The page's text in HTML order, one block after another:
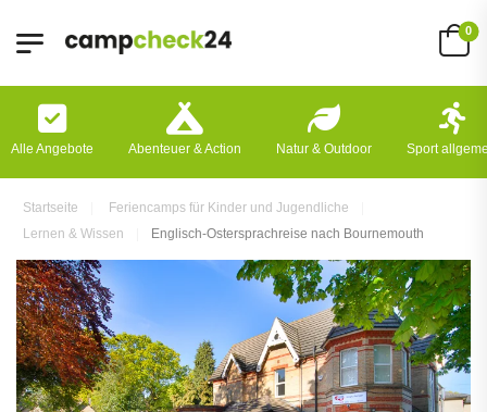
0
Alle Angebote Abenteuer & Action Natur & Outdoor Sport
Startseite
Feriencamps für Kinder und Jugendliche
Lernen & Wissen
Englisch-Ostersprachreise nach Bournemouth